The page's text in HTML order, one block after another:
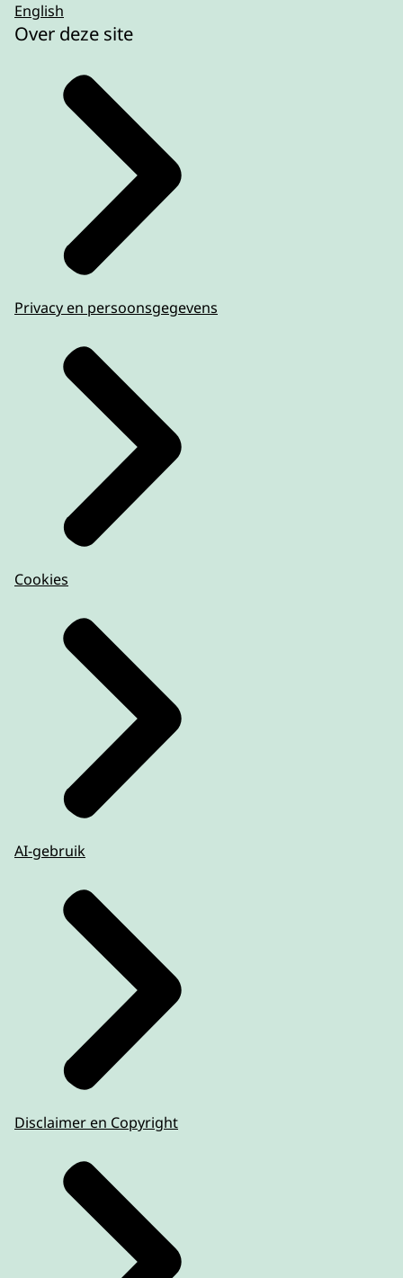
English
Over deze site
Privacy en persoonsgegevens
Cookies
AI-gebruik
Disclaimer en Copyright